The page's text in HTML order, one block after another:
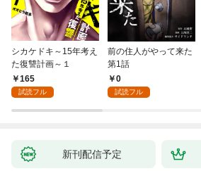
シカケドキ～15年考え
た復讐計画～１
165
試読フル
前の住人がやって来た
第1話
0
試読フル
新刊配信予定